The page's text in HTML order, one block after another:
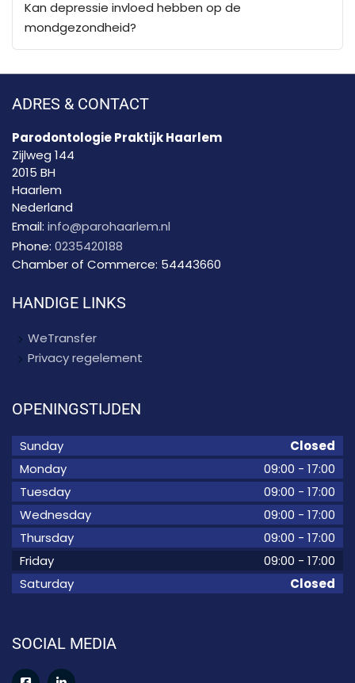
Kan depressie invloed hebben op de
mondgezondheid?
ADRES & CONTACT
Parodontologie Praktijk Haarlem
Zijlweg 144
2015 BH
Haarlem
Nederland
Email: info@parohaarlem.nl
Phone: 0235420188
Chamber of Commerce: 54443660
HANDIGE LINKS
WeTransfer
Privacy regelement
OPENINGSTIJDEN
Sunday
Closed
Monday
09:00 - 17:00
Tuesday
09:00 - 17:00
Wednesday
09:00 - 17:00
Thursday
09:00 - 17:00
Friday
09:00 - 17:00
Saturday
Closed
SOCIAL MEDIA